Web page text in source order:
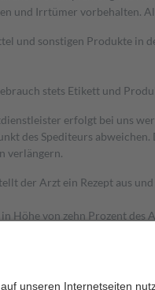
und Irrtümer vorbehalten.
und sonstigen Produkte in
stets Etikett und
erfolgt bei uns
des Spediteurs
verlängern.
der Arzt ein Rezept aus
Höhe von zehn Prozent des
Apotheken.
Gesundheit zu